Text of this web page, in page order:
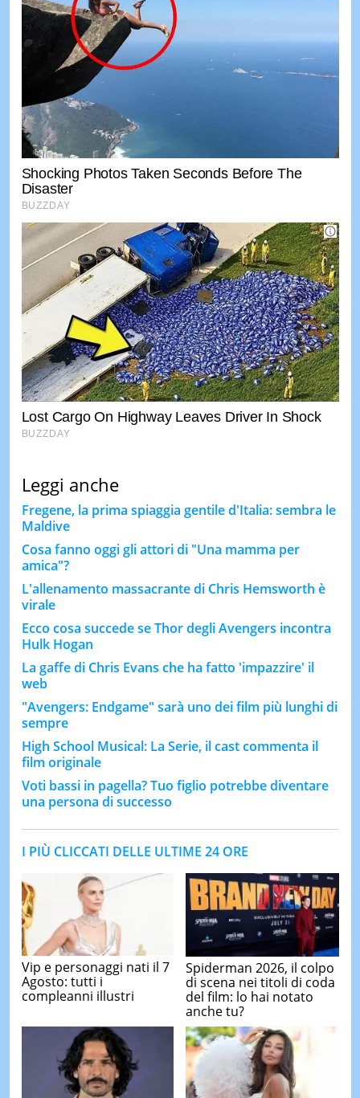
Leggi anche
Fregene, la prima spiaggia gentile d'Italia: sembra le
Maldive
Cosa fanno oggi gli attori di "Una mamma per
amica"?
L'allenamento massacrante di Chris Hemsworth è
virale
Ecco cosa succede se Thor degli Avengers incontra
Hulk Hogan
La gaffe di Chris Evans che ha fatto 'impazzire' il
web
"Avengers: Endgame" sarà uno dei film più lunghi di
sempre
High School Musical: La Serie, il cast commenta il
film originale
Voti bassi in pagella? Tuo figlio potrebbe diventare
una persona di successo
I PIÙ CLICCATI DELLE ULTIME 24 ORE
Vip e personaggi nati il 7
Agosto: tutti i
compleanni illustri
Spiderman 2026, il colpo
di scena nei titoli di coda
del film: lo hai notato
anche tu?